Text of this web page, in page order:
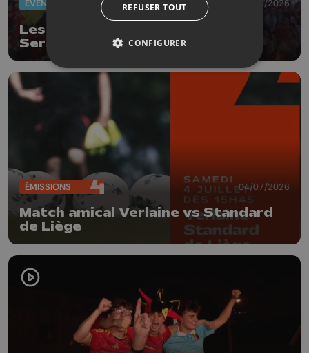
EVÈNEMENTS 07/07/2026
Les Diables Rouges font vibrer
Seraing en pleine nuit
ÉMISSIONS 04/07/2026
Match amical Verlaine vs Standard
de Liège
REFUSER TOUT
CONFIGURER